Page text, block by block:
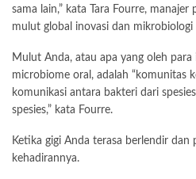
sama lain,” kata Tara Fourre,
mulut global inovasi dan
Mulut Anda, atau apa yang oleh
microbiome oral, adalah “komunitas
komunikasi antara bakteri dari
spesies,” kata Fourre.
Ketika gigi Anda terasa berlendir dan
kehadirannya.